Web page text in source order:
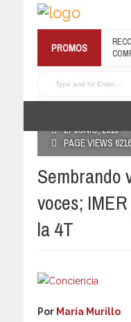
PROMOS
¡TE
27 JUNIO, 2019
PAGE VIEWS 6216
Sembrando
voces;
la 4T
Por María Murillo